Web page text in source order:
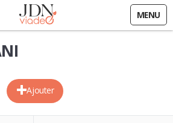
MENU
Ajouter